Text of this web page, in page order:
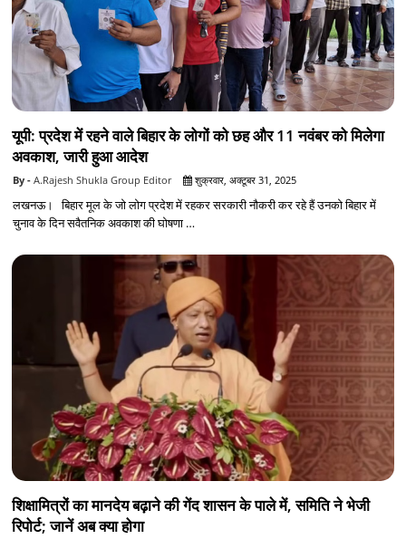
यूपी: प्रदेश में रहने वाले बिहार के लोगों को छह और 11 नवंबर को मिलेगा
अवकाश, जारी हुआ आदेश
A.Rajesh Shukla Group Editor शुक्रवार, अक्टूबर 31, 2025
लखनऊ। बिहार मूल के जो लोग प्रदेश में रहकर सरकारी नौकरी कर रहे हैं उनको बिहार में
चुनाव के दिन सवैतनिक अवकाश की घोषणा …
शिक्षामित्रों का मानदेय बढ़ाने की गेंद शासन के पाले में, समिति ने भेजी
रिपोर्ट; जानें अब क्या होगा